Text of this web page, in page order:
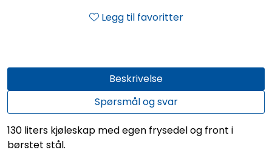
Legg til favoritter
Beskrivelse
Spørsmål og svar
130 liters kjøleskap med egen frysedel og front i
børstet stål.